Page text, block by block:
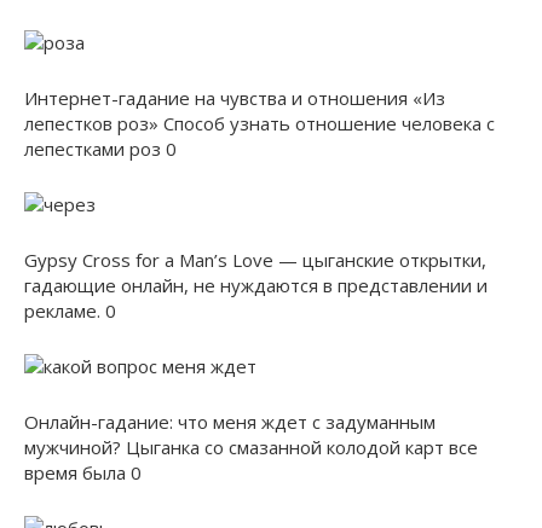
Интернет-гадание на чувства и отношения «Из
лепестков роз» Способ узнать отношение человека с
лепестками роз 0
Gypsy Cross for a Man’s Love — цыганские открытки,
гадающие онлайн, не нуждаются в представлении и
рекламе. 0
Онлайн-гадание: что меня ждет с задуманным
мужчиной? Цыганка со смазанной колодой карт все
время была 0